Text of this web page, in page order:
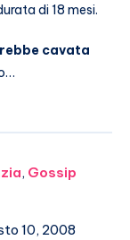
di 18 mesi.
cavata
, Gossip
10, 2008